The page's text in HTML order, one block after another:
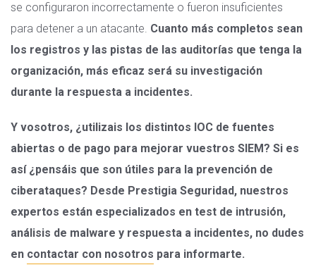
se configuraron incorrectamente o fueron insuficientes
para detener a un atacante. Cuanto más completos sean
los registros y las pistas de las auditorías que tenga la
organización, más eficaz será su investigación
durante la respuesta a incidentes.
Y vosotros, ¿utilizais los distintos IOC de fuentes
abiertas o de pago para mejorar vuestros SIEM? Si es
así ¿pensáis que son útiles para la prevención de
ciberataques? Desde Prestigia Seguridad, nuestros
expertos están especializados en test de intrusión,
análisis de malware y respuesta a incidentes, no dudes
en contactar con nosotros para informarte.